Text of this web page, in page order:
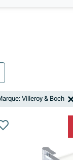
Villeroy & Boch